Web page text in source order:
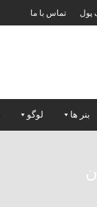
پول تماس با ما
بنر ها لوگو